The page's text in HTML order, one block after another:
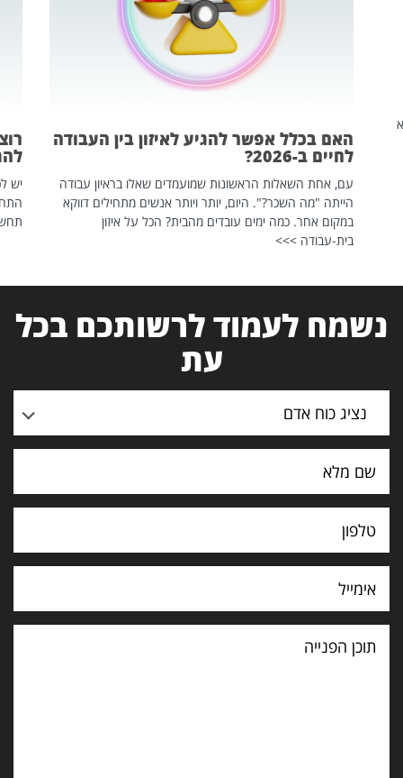
האם בכלל אפשר להגיע לאיזון בין העבודה
לחיים ב-2026?
עם, אחת השאלות הראשונות שמועמדים שאלו בראיון עבודה
הייתה "מה השכר?". היום, יותר ויותר אנשים מתחילים דווקא
במקום אחר. כמה ימים עובדים מהבית? הכל על איזון
בית-עבודה >>>
יש
נשמח לעמוד לרשותכם בכל
עת
נציג כוח אדם
תוכן
הפנייה